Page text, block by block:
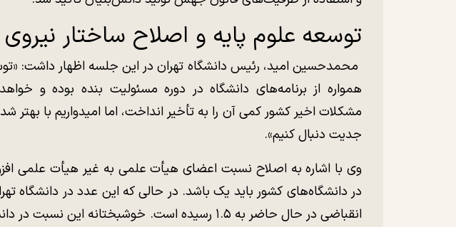
توسعه علوم پایه و اصلاح ساختار نیروی
محمدحسین امید، رئیس دانشگاه تهران در این جلسه اظهار داشت:
همواره از برنامه‌های دانشگاه در دوره مسئولیت بنده بوده و
مشکلات اخیر کشور کمی آن را به تأخیر انداخت، اما امیدواریم با بهتر
جدیت دنبال کنیم».
وی با اشاره به اصلاح نسبت اعضای هیأت علمی به غیر هیأت علمی